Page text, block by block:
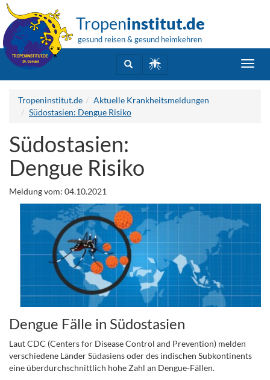
Tropeninstitut.de
gesund reisen & gesund heimkehren
Tropeninstitut.de
Aktuelle Krankheitsmeldungen
Südostasien: Dengue Risiko
Südostasien:
Dengue Risiko
Meldung vom: 04.10.2021
Dengue Fälle in Südostasien
Laut CDC (Centers for Disease Control and Prevention) melden
verschiedene Länder Südasiens oder des indischen Subkontinents
eine überdurchschnittlich hohe Zahl an Dengue-Fällen.